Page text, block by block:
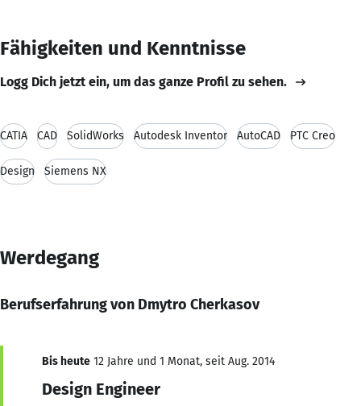
Fähigkeiten und Kenntnisse
Logg Dich jetzt ein, um das ganze Profil zu sehen.
CATIA CAD SolidWorks Autodesk Inventor AutoCAD PTC Creo
Design Siemens NX
Werdegang
Berufserfahrung von Dmytro Cherkasov
Bis heute 12 Jahre und 1 Monat, seit Aug. 2014
Design Engineer